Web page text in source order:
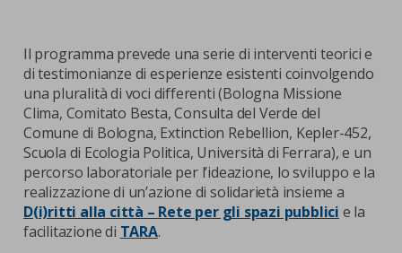
Il programma prevede una serie di interventi teorici e
di testimonianze di esperienze esistenti coinvolgendo
una pluralità di voci differenti (Bologna Missione
Clima, Comitato Besta, Consulta del Verde del
Comune di Bologna, Extinction Rebellion, Kepler-452,
Scuola di Ecologia Politica, Università di Ferrara), e un
percorso laboratoriale per l’ideazione, lo sviluppo e la
realizzazione di un’azione di solidarietà insieme a
D(i)ritti alla città – Rete per gli spazi pubblici e la
facilitazione di TARA.